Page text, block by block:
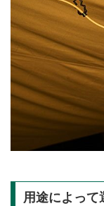
用途によって